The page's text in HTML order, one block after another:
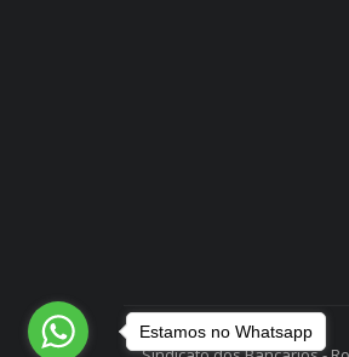
Estamos no Whatsapp